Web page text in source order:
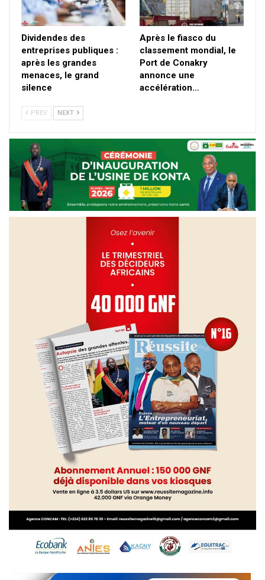
Dividendes des
entreprises publiques :
après les grandes
menaces, le grand
silence
Après le fiasco du
classement mondial, le
Port de Conakry
annonce une
accélération…
PREV NEXT